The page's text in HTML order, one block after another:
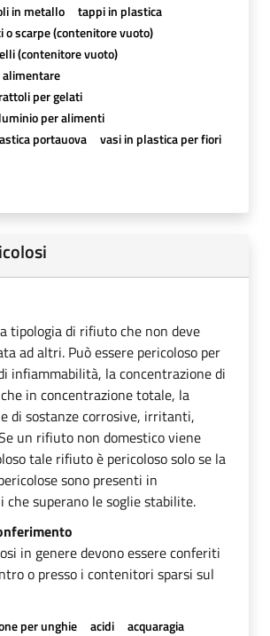
in metallo
tappi in plastica
scarpe (contenitore vuoto)
(contenitore vuoto)
per gelati
per alimenti
portauova
vasi in plastica per fiori
tipologia di rifiuto che non deve
ad altri. Può essere pericoloso per
infiammabilità, la concentrazione di
in concentrazione totale, la
di sostanze corrosive, irritanti,
un rifiuto non domestico viene
tale rifiuto è pericoloso solo se la
sono presenti in
che superano le soglie stabilite.
in genere devono essere conferiti
o presso i contenitori sparsi sul
per unghie acidi
acquaragia